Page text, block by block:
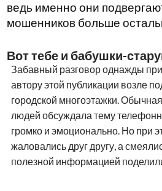
ведь именно они
мошенников больше
Вот тебе и бабушки-
Забавный разговор однажды
автору этой публикации возле
городской многоэтажки.
людей обсуждала тему
громко и эмоционально. Но при
жаловались друг другу, а
полезной информацией